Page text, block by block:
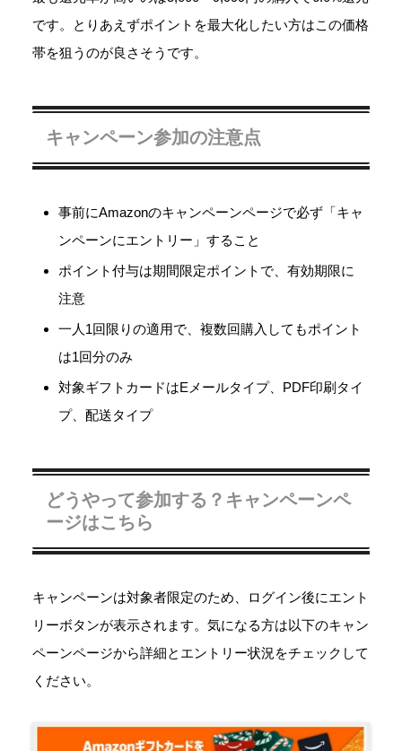
です。とりあえずポイントを最大化したい方はこの価格
帯を狙うのが良さそうです。
キャンペーン参加の注意点
事前にAmazonのキャンペーンページで必ず「キャ
ンペーンにエントリー」すること
ポイント付与は期間限定ポイントで、有効期限に
注意
一人1回限りの適用で、複数回購入してもポイント
は1回分のみ
対象ギフトカードはEメールタイプ、PDF印刷タイ
プ、配送タイプ
どうやって参加する？キャンペーンペ
ージはこちら
キャンペーンは対象者限定のため、ログイン後にエント
リーボタンが表示されます。気になる方は以下のキャン
ペーンページから詳細とエントリー状況をチェックして
ください。